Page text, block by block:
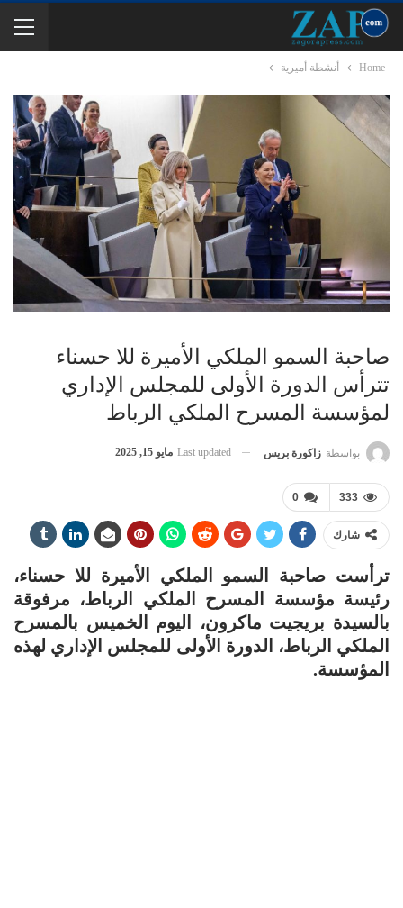
Home أنشطة أميرية
صاحبة السمو الملكي الأميرة للا حسناء
تترأس الدورة الأولى للمجلس الإداري
لمؤسسة المسرح الملكي الرباط
بواسطة زاكورة بريس Last updated مايو 15, 2025
0 333
شارك
ترأست صاحبة السمو الملكي الأميرة للا حسناء،
رئيسة مؤسسة المسرح الملكي الرباط، مرفوقة
بالسيدة بريجيت ماكرون، اليوم الخميس بالمسرح
الملكي الرباط، الدورة الأولى للمجلس الإداري لهذه
المؤسسة.